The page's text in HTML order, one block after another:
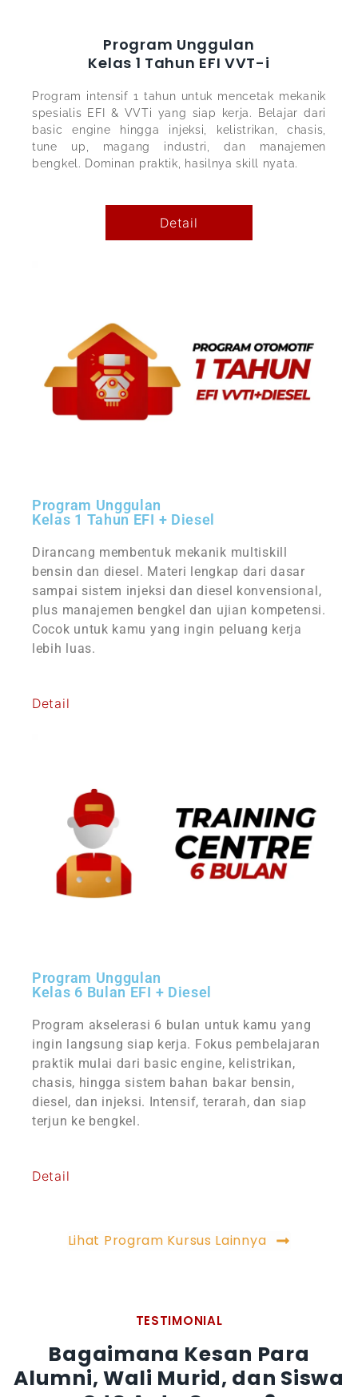
Program Unggulan
Kelas 1 Tahun EFI VVT-i
Program intensif 1 tahun untuk mencetak mekanik
spesialis EFI & VVTi yang siap kerja. Belajar dari
basic engine hingga injeksi, kelistrikan, chasis,
tune up, magang industri, dan manajemen
bengkel. Dominan praktik, hasilnya skill nyata.
Detail
Program Unggulan
Kelas 1 Tahun EFI + Diesel
Dirancang membentuk mekanik multiskill
bensin dan diesel. Materi lengkap dari dasar
sampai sistem injeksi dan diesel konvensional,
plus manajemen bengkel dan ujian kompetensi.
Cocok untuk kamu yang ingin peluang kerja
lebih luas.
Detail
Program Unggulan
Kelas 6 Bulan EFI + Diesel
Program akselerasi 6 bulan untuk kamu yang
ingin langsung siap kerja. Fokus pembelajaran
praktik mulai dari basic engine, kelistrikan,
chasis, hingga sistem bahan bakar bensin,
diesel, dan injeksi. Intensif, terarah, dan siap
terjun ke bengkel.
Detail
Lihat Program Kursus Lainnya
TESTIMONIAL
Bagaimana Kesan Para
Alumni, Wali Murid, dan Siswa